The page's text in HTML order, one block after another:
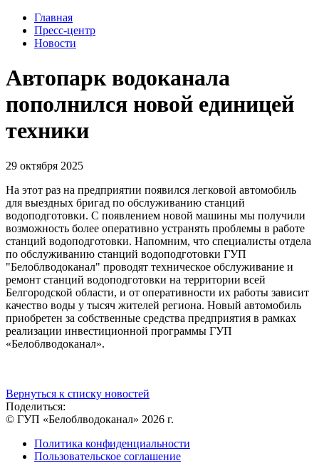
Главная
Пресс-центр
Новости
Автопарк водоканала
пополнился новой единицей
техники
29 октября 2025
На этот раз на предприятии появился легковой автомобиль
для выездных бригад по обслуживанию станций
водоподготовки. С появлением новой машины мы получили
возможность более оперативно устранять проблемы в работе
станций водоподготовки. Напомним, что специалисты отдела
по обслуживанию станций водоподготовки ГУП
"Белоблводоканал" проводят техническое обслуживание и
ремонт станций водоподготовки на территории всей
Белгородской области, и от оперативности их работы зависит
качество воды у тысяч жителей региона. Новый автомобиль
приобретен за собственные средства предприятия в рамках
реализации инвестиционной программы ГУП
«Белоблводоканал».
Вернуться к списку новостей
Поделиться:
© ГУП «Белоблводоканал» 2026 г.
Политика конфиденциальности
Пользовательское соглашение